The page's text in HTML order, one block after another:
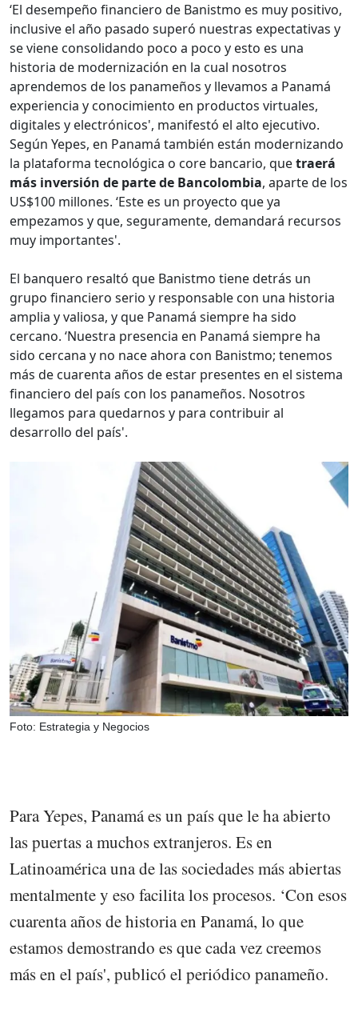
‘El desempeño financiero de Banistmo es muy positivo,
inclusive el año pasado superó nuestras expectativas y
se viene consolidando poco a poco y esto es una
historia de modernización en la cual nosotros
aprendemos de los panameños y llevamos a Panamá
experiencia y conocimiento en productos virtuales,
digitales y electrónicos', manifestó el alto ejecutivo.
Según Yepes, en Panamá también están modernizando
la plataforma tecnológica o core bancario, quetraerá
más inversión de parte de Bancolombia, aparte de los
US$100 millones. ‘Este es un proyecto que ya
empezamos y que, seguramente, demandará recursos
muy importantes'.
El banquero resaltó que Banistmo tiene detrás un
grupo financiero serio y responsable con una historia
amplia y valiosa, y que Panamá siempre ha sido
cercano. ‘Nuestra presencia en Panamá siempre ha
sido cercana y no nace ahora con Banistmo; tenemos
más de cuarenta años de estar presentes en el sistema
financiero del país con los panameños. Nosotros
llegamos para quedarnos y para contribuir al
desarrollo del país'.
Foto: Estrategia y Negocios
Para Yepes, Panamá es un país que le ha abierto
las puertas a muchos extranjeros. Es en
Latinoamérica una de las sociedades más abiertas
mentalmente y eso facilita los procesos. ‘Con esos
cuarenta años de historia en Panamá, lo que
estamos demostrando es que cada vez creemos
más en el país', publicó el periódico panameño.